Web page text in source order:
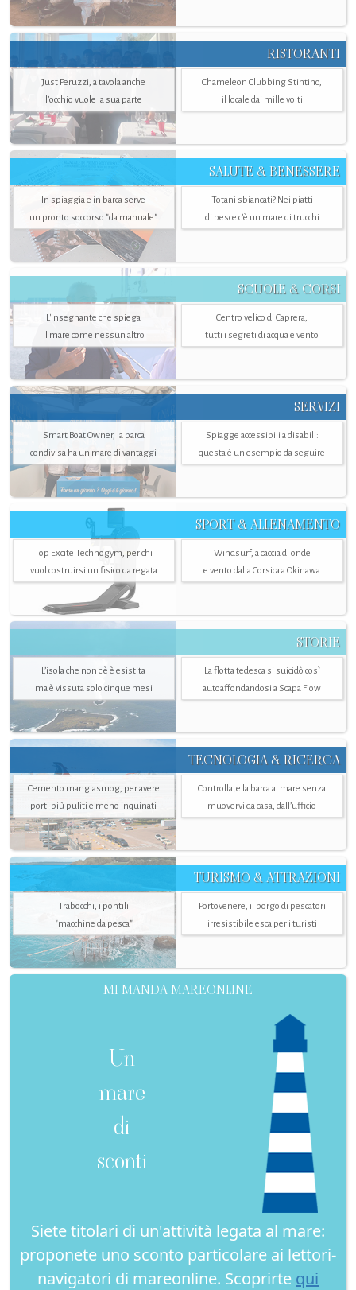
RISTORANTI
Just Peruzzi, a tavola anche
l’occhio vuole la sua parte
Chameleon Clubbing Stintino,
il locale dai mille volti
SALUTE & BENESSERE
In spiaggia e in barca serve
un pronto soccorso "da manuale"
Totani sbiancati? Nei piatti
di pesce c'è un mare di trucchi
SCUOLE & CORSI
L'insegnante che spiega
il mare come nessun altro
Centro velico di Caprera,
tutti i segreti di acqua e vento
SERVIZI
Smart Boat Owner, la barca
condivisa ha un mare di vantaggi
Spiagge accessibili a disabili:
questa è un esempio da seguire
SPORT & ALLENAMENTO
Top Excite Technogym, per chi
vuol costruirsi un fisico da regata
Windsurf, a caccia di onde
e vento dalla Corsica a Okinawa
STORIE
L’isola che non c'è è esistita
ma è vissuta solo cinque mesi
La flotta tedesca si suicidò così
autoaffondandosi a Scapa Flow
TECNOLOGIA & RICERCA
Cemento mangiasmog, per avere
porti più puliti e meno inquinati
Controllate la barca al mare senza
muovervi da casa, dall’ufficio
TURISMO & ATTRAZIONI
Trabocchi, i pontili
"macchine da pesca"
Portovenere, il borgo di pescatori
irresistibile esca per i turisti
MI MANDA MAREONLINE
Un
mare
di
sconti
Siete titolari di un'attività legata al mare:
proponete uno sconto particolare ai lettori-
navigatori di mareonline. Scoprirte qui